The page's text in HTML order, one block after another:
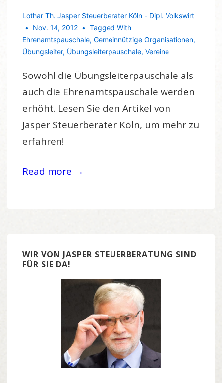
Lothar Th. Jasper Steuerberater Köln - Dipl. Volkswirt
Nov. 14, 2012
Tagged With
Ehrenamtspauschale, Gemeinnützige Organisationen,
Übungsleiter, Übungsleiterpauschale, Vereine
Sowohl die Übungsleiterpauschale als
auch die Ehrenamtspauschale werden
erhöht. Lesen Sie den Artikel von
Jasper Steuerberater Köln, um mehr zu
erfahren!
Read more →
WIR VON JASPER STEUERBERATUNG SIND
FÜR SIE DA!